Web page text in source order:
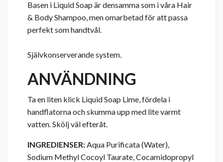
Basen i Liquid Soap är densamma som i våra Hair
& Body Shampoo, men omarbetad för att passa
perfekt som handtvål.
Självkonserverande system.
ANVÄNDNING
Ta en liten klick Liquid Soap Lime, fördela i
handflatorna och skumma upp med lite varmt
vatten. Skölj väl efteråt.
INGREDIENSER: Aqua Purificata (Water),
Sodium Methyl Cocoyl Taurate, Cocamidopropyl